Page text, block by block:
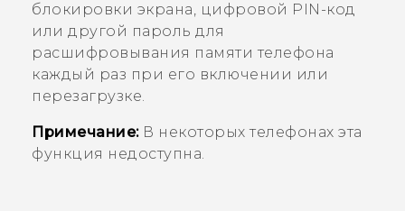
блокировки экрана, цифровой PIN-код
или другой пароль для
расшифровывания памяти телефона
каждый раз при его включении или
перезагрузке.
Примечание:В некоторых телефонах эта
функция недоступна.